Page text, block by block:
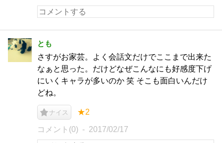
とも
さすがお家芸。よく会話文だけでここまで出来た
なぁと思った。だけどなぜこんなにも好感度下げ
にいくキャラが多いのか 笑 そこも面白いんだけ
どね。
ナイス ★2
コメント(0) 2017/02/17